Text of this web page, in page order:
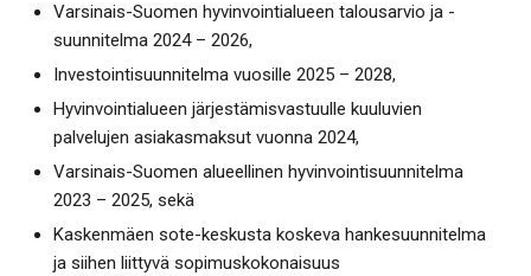
Varsinais-Suomen hyvinvointialueen talousarvio ja -
suunnitelma 2024 – 2026,
Investointisuunnitelma vuosille 2025 – 2028,
Hyvinvointialueen järjestämisvastuulle kuuluvien
palvelujen asiakasmaksut vuonna 2024,
Varsinais-Suomen alueellinen hyvinvointisuunnitelma
2023 – 2025, sekä
Kaskenmäen sote-keskusta koskeva hankesuunnitelma
ja siihen liittyvä sopimuskokonaisuus